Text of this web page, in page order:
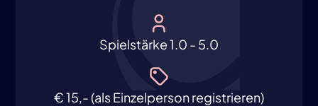
Spielstärke 1.0 - 5.0
€ 15,- (als Einzelperson registrieren)